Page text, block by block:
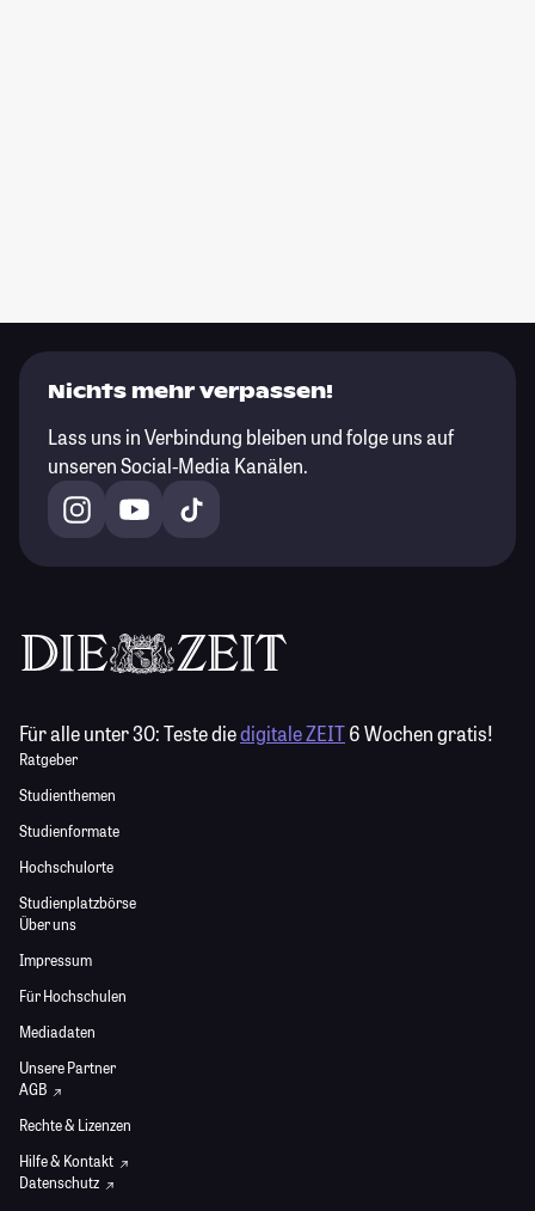
Nichts mehr verpassen!
Lass uns in Verbindung bleiben und folge uns auf
unseren Social-Media Kanälen.
Für alle unter 30:Teste diedigitale ZEIT6 Wochen gratis!
Ratgeber
Studienthemen
Studienformate
Hochschulorte
Studienplatzbörse
Über uns
Impressum
Für Hochschulen
Mediadaten
Unsere Partner
AGB
Rechte & Lizenzen
Hilfe & Kontakt
Datenschutz